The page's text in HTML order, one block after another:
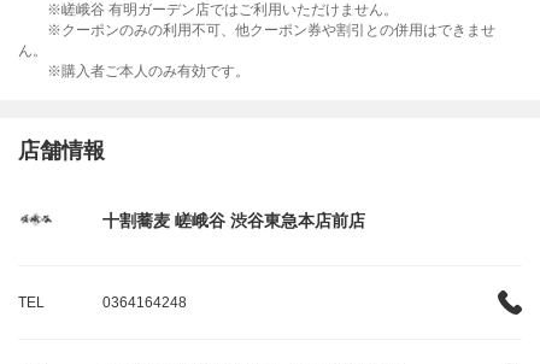
※嵯峨谷 有明ガーデン店ではご利用いただけません。
※クーポンのみの利用不可、他クーポン券や割引との併用はできませ
ん。
※購入者ご本人のみ有効です。
店舗情報
十割蕎麦 嵯峨谷 渋谷東急本店前店
TEL 0364164248